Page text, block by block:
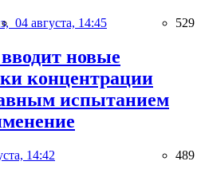
04 августа, 14:45 529
новые
концентрации
испытанием
14:42 489